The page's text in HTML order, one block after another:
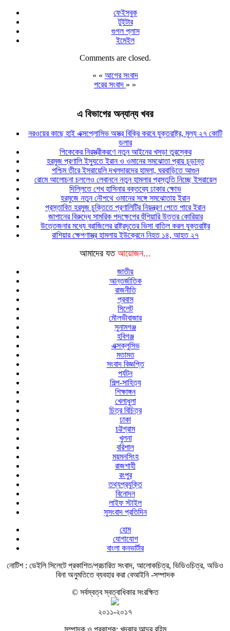
ফেইসবুক
টুইটার
গুগল প্লাস
ইমেইল
Comments are closed.
« « আগের সংবাদ
পরের সংবাদ » »
এ বিভাগের অন্যান্য খবর
নরওয়ের কাছে হাই এক্সপ্লোসিভ অস্ত্র বিক্রি করবে যুক্তরাষ্ট্র, মূল্য ২৭ কোটি
ডলার
পিকেকের নিরস্ত্রীকরণে নতুন আইনের খসড়া তুরস্কের
হরমুজ প্রণালি ইস্যুতে ইরান ও ওমানের সমঝোতা প্রায় চূড়ান্ত
পশ্চিম তীরে ইসরায়েলি দখলদারদের হামলা, ঘরবাড়িতে আগুন
রোমে আলোচনা চললেও লেবাননে নতুন হামলার প্রস্তুতি নিচ্ছে ইসরায়েল
দিল্লিতে শেখ হাসিনার বক্তব্যে ঢাকার ক্ষোভ
হরমুজে নতুন নৌপথে ওমানের সঙ্গে সমঝোতায় ইরান
প্রস্তাবিত হরমুজ চুক্তিতে প্রণালিটির নিয়ন্ত্রণ পেতে পারে ইরান
জাপানের বিরুদ্ধে সামরিক পদক্ষেপের হুঁশিয়ারি উত্তর কোরিয়ার
উত্তেজনার মধ্যে ব্রাজিলের রাষ্ট্রদূতের ভিসা বাতিল করল যুক্তরাষ্ট্র
রাশিয়ার ক্ষেপণাস্ত্র হামলায় ইউক্রেনে নিহত ১৪, আহত ২৭
আমাদের যত আয়োজন...
জাতীয়
আন্তর্জাতিক
রাজনীতি
প্রবাস
সিলেট
মৌলভীবাজার
সুনামগঞ্জ
হবিগঞ্জ
এক্সক্লুসিভ
মতামত
সংবাদ বিজ্ঞপ্তি
পর্যটন
শিল্প-সাহিত্য
শিক্ষাঙ্গন
খেলাধুলা
চিত্র বিচিত্র
ঢাকা
চট্টগ্রাম
খুলনা
বরিশাল
ময়মনসিংহ
রাজশাহী
রংপুর
তথ্যপ্রযুক্তি
বিনোদন
লাইফ স্টাইল
সুসংবাদ প্রতিদিন
হোম
যোগাযোগ
বাংলা কনভার্টার
নোটিশ : ডেইলি সিলেটে প্রকাশিত/প্রচারিত সংবাদ, আলোকচিত্র, ভিডিওচিত্র, অডিও
বিনা অনুমতিতে ব্যবহার করা বেআইনি -সম্পাদক
© সর্বস্বত্ব স্বত্বাধিকার সংরক্ষিত
২০১১-২০১৭